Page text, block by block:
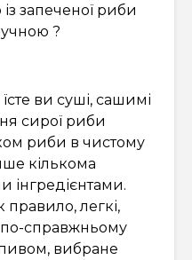
запеченої риби
?
ви суші, сашимі
сирої риби
риби в чистому
кількома
інгредієнтами.
правило, легкі,
по-справжньому
вибране